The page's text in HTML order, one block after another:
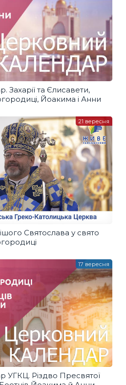
та Єлисавети,
Йоакима і Анни
Святослава у свято
21 вересня
УГКЦ. Різдво Пресвятої
17 вересня